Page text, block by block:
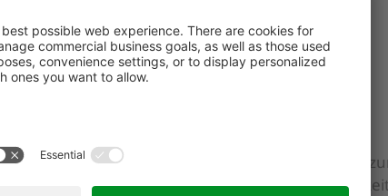
Europäische Kommission stellt eine Plattform
odr/
finden. Verbraucher haben die